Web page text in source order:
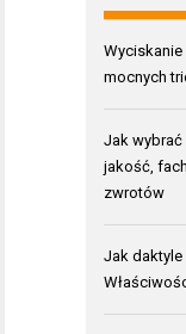
mocnych
Jak
jakość,
zwrotów
Jak